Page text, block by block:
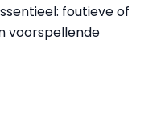
foutieve of
voorspellende